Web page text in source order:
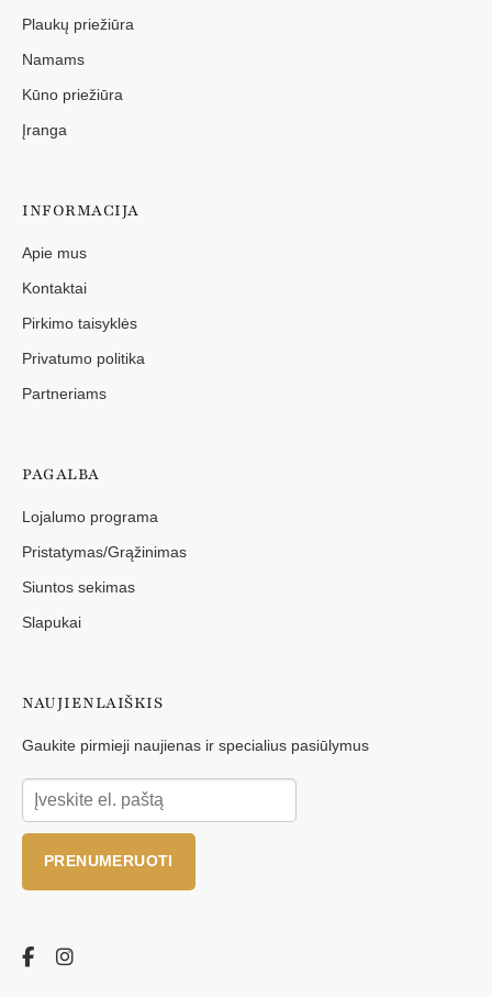
Plaukų priežiūra
Namams
Kūno priežiūra
Įranga
INFORMACIJA
Apie mus
Kontaktai
Pirkimo taisyklės
Privatumo politika
Partneriams
PAGALBA
Lojalumo programa
Pristatymas/Grąžinimas
Siuntos sekimas
Slapukai
NAUJIENLAIŠKIS
Gaukite pirmieji naujienas ir specialius pasiūlymus
PRENUMERUOTI